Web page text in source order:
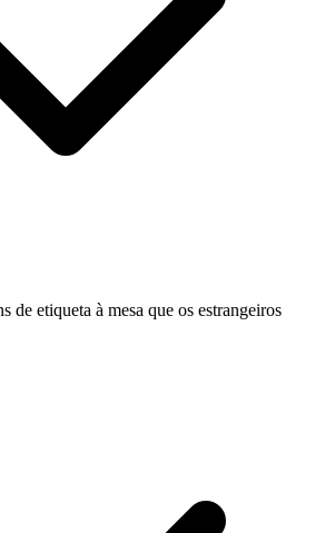
de etiqueta à mesa que os estrangeiros